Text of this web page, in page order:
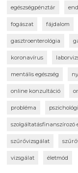
egészségpénztár
fogászat fájdalom
gasztroenterológia
koronavírus
mentális egészség
online konzultáció
probléma
szolgáltatásfinanszírozó
szűrővizsgálat
vizsgálat életmód